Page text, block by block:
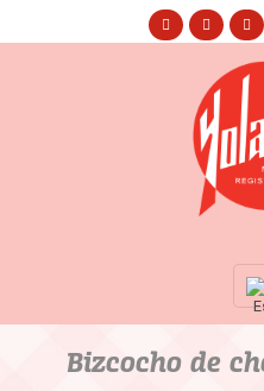
Bizcocho de